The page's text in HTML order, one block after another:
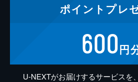
ポイント プレ
600円
U-NEXTがお届けするサービスを